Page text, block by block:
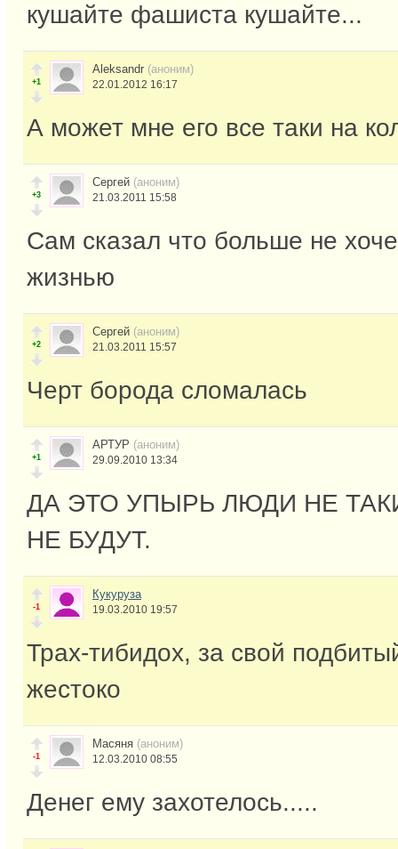
кушайте фашиста кушайте...
+1
Aleksandr (аноним)
22.01.2012 16:17
А может мне его все таки на
+3
Сергей (аноним)
21.03.2011 15:58
Сам сказал что больше не
жизнью
+2
Сергей (аноним)
21.03.2011 15:57
Черт борода сломалась
+1
АРТУР (аноним)
29.09.2010 13:34
ДА ЭТО УПЫРЬ ЛЮДИ НЕ
НЕ БУДУТ.
-1
Кукуруза
19.03.2010 19:57
Трах-тибидох, за свой
жестоко
-1
Масяня (аноним)
12.03.2010 08:55
Денег ему захотелось.....